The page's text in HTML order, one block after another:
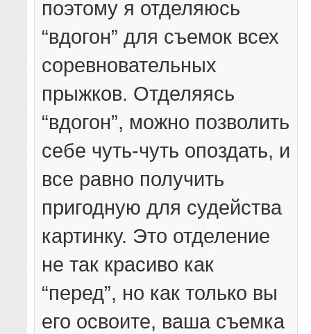
поэтому я отделяюсь
“вдогон” для съемок всех
соревновательных
прыжков. Отделяясь
“вдогон”, можно позволить
себе чуть-чуть опоздать, и
все равно получить
пригодную для судейства
картинку. Это отделение
не так красиво как
“перед”, но как только вы
его освоите, ваша съемка